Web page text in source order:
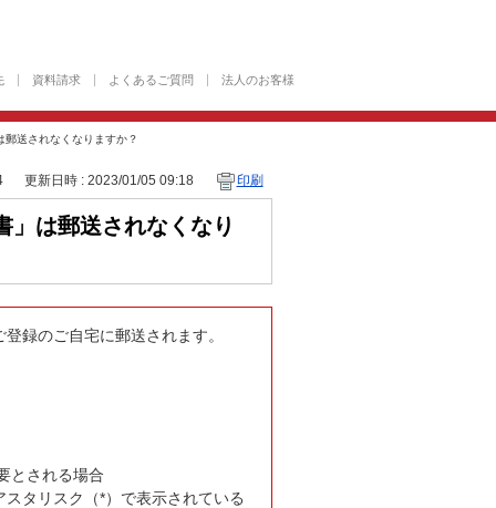
資料請求 よくあるご質問 法人のお客様
送されなくなりますか？
更新日時 : 2023/01/05 09:18 印刷
」は郵送されなくなり
録のご自宅に郵送されます。
とされる場合
タリスク（*）で表示されている